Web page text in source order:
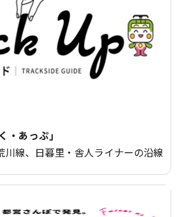
・あっぷ」
川線、日暮里・舎人ライナーの沿線